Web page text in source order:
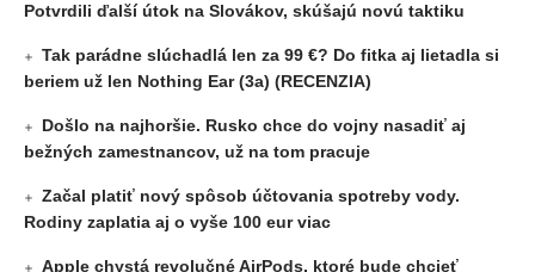
Potvrdili ďalší útok na Slovákov, skúšajú novú taktiku
Tak parádne slúchadlá len za 99 €? Do fitka aj lietadla si
beriem už len Nothing Ear (3a) (RECENZIA)
Došlo na najhoršie. Rusko chce do vojny nasadiť aj
bežných zamestnancov, už na tom pracuje
Začal platiť nový spôsob účtovania spotreby vody.
Rodiny zaplatia aj o vyše 100 eur viac
Apple chystá revolučné AirPods, ktoré bude chcieť